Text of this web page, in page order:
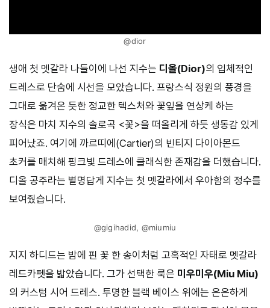
@dior
생애 첫 멧갈라 나들이에 나선 지수는 디올(Dior)의 입체적인
드레스로 단숨에 시선을 모았습니다. 프랑스식 정원의 풍경을
그대로 옮겨온 듯한 정교한 텍스처와 꽃잎을 연상케 하는
장식은 마치 지수의 솔로곡 <꽃>을 떠올리게 하듯 생동감 있게
피어났죠. 여기에 까르띠에(Cartier)의 빈티지 다이아몬드
초커를 매치해 핑크빛 드레스에 클래식한 존재감을 더했습니다.
디올 공주라는 별명답게 지수는 첫 멧갈라에서 우아함의 정수를
보여줬습니다.
@gigihadid, @miumiu
지지 하디드는 밤에 핀 꽃 한 송이처럼 고혹적인 자태로 멧갈라
레드카펫을 밟았습니다. 그가 선택한 룩은 미우미우(Miu Miu)
의 커스텀 시어 드레스. 투명한 블랙 베이스 위에는 은은하게